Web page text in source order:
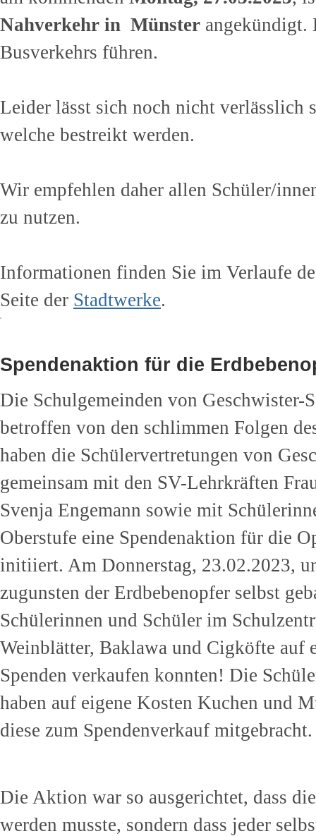
Nahverkehr in Münster angekündigt.
Busverkehrs führen.
Leider lässt sich noch nicht verlässlich
welche bestreikt werden.
Wir empfehlen daher allen Schüler/
zu nutzen.
Informationen finden Sie im Verlaufe
Seite der Stadtwerke.
Spendenaktion für die
Die Schulgemeinden von
betroffen von den schlimmen Folgen
haben die Schülervertretungen von
gemeinsam mit den SV-Lehrkräften
Svenja Engemann sowie mit
Oberstufe eine Spendenaktion für die
initiiert. Am Donnerstag, 23.02.2023,
zugunsten der Erdbebenopfer selbst
Schülerinnen und Schüler im
Weinblätter, Baklawa und Cigköfte auf
Spenden verkaufen konnten! Die
haben auf eigene Kosten Kuchen und
diese zum Spendenverkauf mitgebracht.
Die Aktion war so ausgerichtet, dass
werden musste, sondern dass jeder